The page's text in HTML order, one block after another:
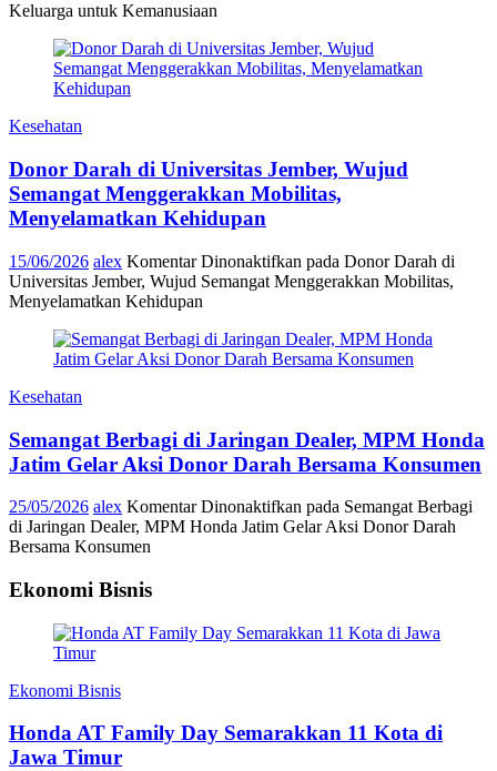
Keluarga untuk Kemanusiaan
Kesehatan
Donor Darah di Universitas Jember, Wujud
Semangat Menggerakkan Mobilitas,
Menyelamatkan Kehidupan
15/06/2026 alex Komentar Dinonaktifkan pada Donor Darah di
Universitas Jember, Wujud Semangat Menggerakkan Mobilitas,
Menyelamatkan Kehidupan
Kesehatan
Semangat Berbagi di Jaringan Dealer, MPM Honda
Jatim Gelar Aksi Donor Darah Bersama Konsumen
25/05/2026 alex Komentar Dinonaktifkan pada Semangat Berbagi
di Jaringan Dealer, MPM Honda Jatim Gelar Aksi Donor Darah
Bersama Konsumen
Ekonomi Bisnis
Ekonomi Bisnis
Honda AT Family Day Semarakkan 11 Kota di
Jawa Timur